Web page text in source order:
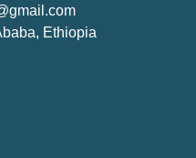
Ethiopia